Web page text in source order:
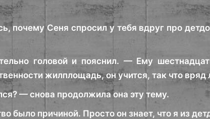
почему Сеня спросил у тебя вдруг про
головой и пояснил. — Ему
жилплощадь, он учится, так что вряд
— снова продолжила она эту тему.
было причиной. Просто он знает, что я из